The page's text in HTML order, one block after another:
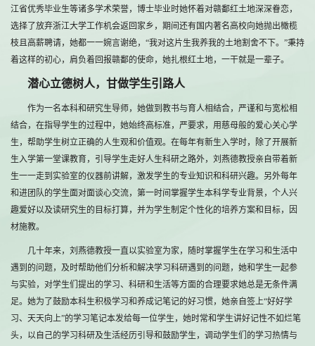
江省优秀毕业生等诸多学术荣誉，博士毕业时她怀着对赣鄱红土地深深眷恋，
选择了放弃浙江大学工作机会返回家乡，期间还有国内著名高校向她抛出橄榄
枝且高薪聘请，她都一一婉言谢绝，“我对这片生我养我的土地割舍不下。”秉持
着这样的初心，肩负着回报赣鄱的使命，她扎根红土地，一干就是一辈子。
潜心立德树人，甘做学生引路人
作为一名本科和研究生导师，她做到教书与育人相结合，严谨和与宽松相
结合，在指导学生的过程中，她始终高标准，严要求，用慈母般的爱心关心学
生，帮助学生树立正确的人生观和价值观。在每年有新生入学时，除了开展新
生入学第一堂课教育，引导学生走好人生科研之路外，刘燕德教授亲自带着新
生一一走到实验室的仪器前讲解，激发学生的专业知识和科研兴趣。另外每年
和进团队的学生面对面谈心交流，第一时间掌握学生本科学专业背景，个人兴
趣爱好以及读研究生的目标打算，并为学生制定个性化的培养方案和目标，因
材施教。
几十年来，刘燕德教授一直以实验室为家，随时掌握学生在学习和生活中
遇到的问题，及时帮助他们分析和解决学习科研遇到的问题，她和学生一起参
与实验，对学生们提出的学习、科研和生活等方面的合理要求她总是无条件满
足。她为了鼓励本科生积极学习和养成记笔记的好习惯，她亲自签上“好好学
习、天天向上”的学习笔记本发给每一位学生，她时常和学生讲好记性不如烂笔
头，以自己的学习科研及生活经历引导和鼓励学生，调动学生们的学习热情与